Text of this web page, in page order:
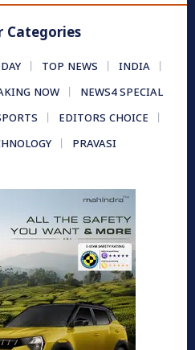
Categories
TOP NEWS
INDIA
NOW
NEWS4 SPECIAL
EDITORS CHOICE
PRAVASI